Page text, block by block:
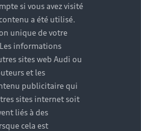
si vous avez visité
a été utilisé.
unique de votre
informations
sites web Audi ou
et les
publicitaire qui
sites internet soit
liés à des
cela est